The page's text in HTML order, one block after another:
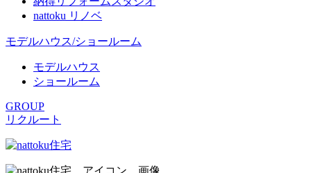
nattoku リノベ
モデルハウス/ショールーム
モデルハウス
ショールーム
GROUP
リクルート